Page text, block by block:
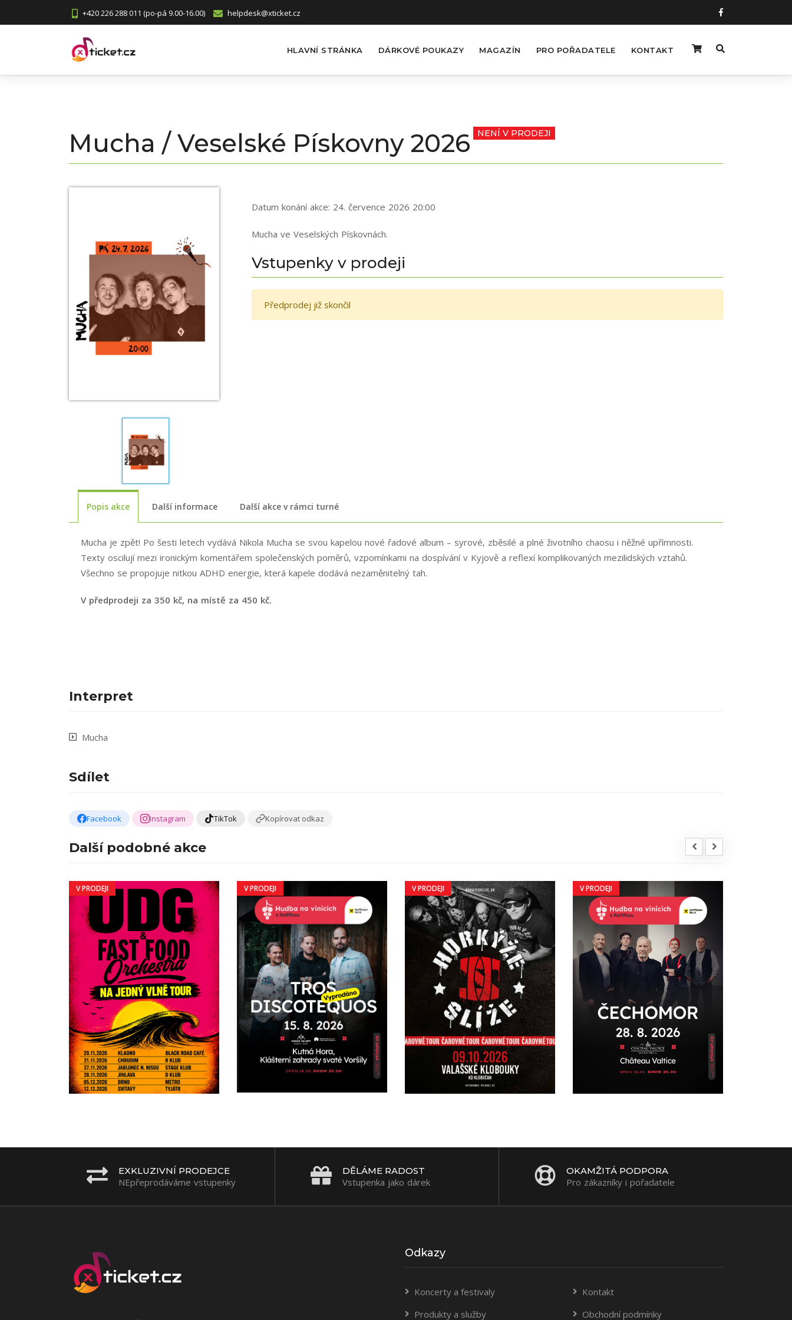
+420 226 288 011 (po-pá 9.00-16.00) helpdesk@xticket.cz
HLAVNÍ STRÁNKA DÁRKOVÉ POUKAZY MAGAZÍN PRO POŘADATELE KONTAKT
Mucha / Veselské Pískovny 2026 NENÍ V PRODEJI
Datum konání akce: 24. července 2026 20:00
Mucha ve Veselských Pískovnách.
Vstupenky v prodeji
Předprodej již skončil
Popis akce Další informace Další akce v rámci turné
Mucha je zpět! Po šesti letech vydává Nikola Mucha se svou kapelou nové řadové album – syrové, zběsilé a plné životního chaosu i něžné upřímnosti.
Texty oscilují mezi ironickým komentářem společenských poměrů, vzpomínkami na dospívání v Kyjově a reflexí komplikovaných mezilidských vztahů.
Všechno se propojuje nitkou ADHD energie, která kapele dodává nezaměnitelný tah.
V předprodeji za 350 kč, na místě za 450 kč.
Interpret
Mucha
Sdílet
Facebook Instagram TikTok Kopírovat odkaz
Další podobné akce
V PRODEJI V PRODEJI V PRODEJI V PRODEJI
EXKLUZIVNÍ PRODEJCE
NEpřeprodáváme vstupenky
DĚLÁME RADOST
Vstupenka jako dárek
OKAMŽITÁ PODPORA
Pro zákazníky i pořadatele
Odkazy
Koncerty a festivaly
Produkty a služby
Kontakt
Obchodní podmínky